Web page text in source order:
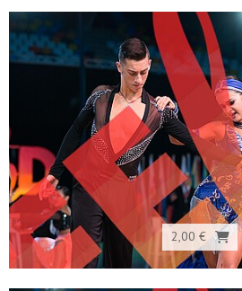
2,00 €